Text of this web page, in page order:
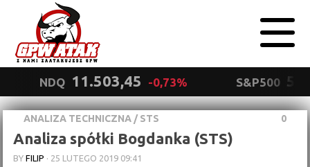
NDQ 11.503,45 -0,73% S&P500
ANALIZA TECHNICZNA / STS 0
Analiza spółki Bogdanka (STS)
BYFILIP · 25 LUTEGO 2019 09:41
prywatności
Wyrażam zgodę.